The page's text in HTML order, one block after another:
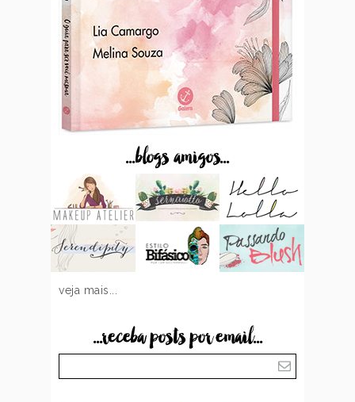
...blogs amigos...
veja mais...
...receba posts por email...